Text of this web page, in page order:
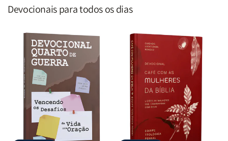
Devocionais para todos os dias